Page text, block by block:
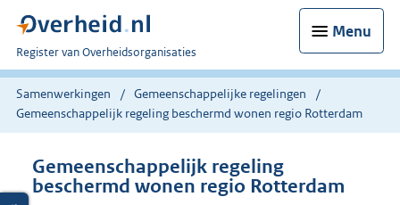
Menu
U
bent
nu
hier:
Register van Overheidsorganisaties
Samenwerkingen
Gemeenschappelijke regelingen
Gemeenschappelijk regeling beschermd wonen regio Rotterdam
Gemeenschappelijk regeling
beschermd wonen regio Rotterdam